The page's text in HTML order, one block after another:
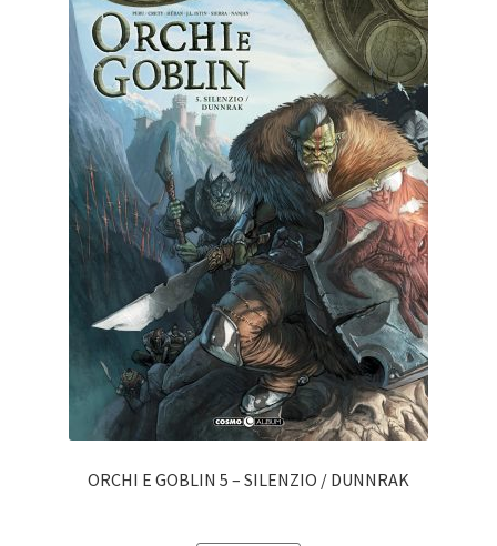
ORCHI E GOBLIN 5 – SILENZIO / DUNNRAK